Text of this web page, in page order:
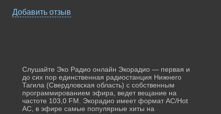
Добавить отзыв
Слушайте Эко Радио онлайн Экорадио — первая и
до сих пор единственная радиостанция Нижнего
Тагила (Свердловская область) с собственным
программированием эфира, ведет вещание на
частоте 103,0 FM. Экорадио имеет формат AC/Hot
AC, в эфире самые популярные хиты на